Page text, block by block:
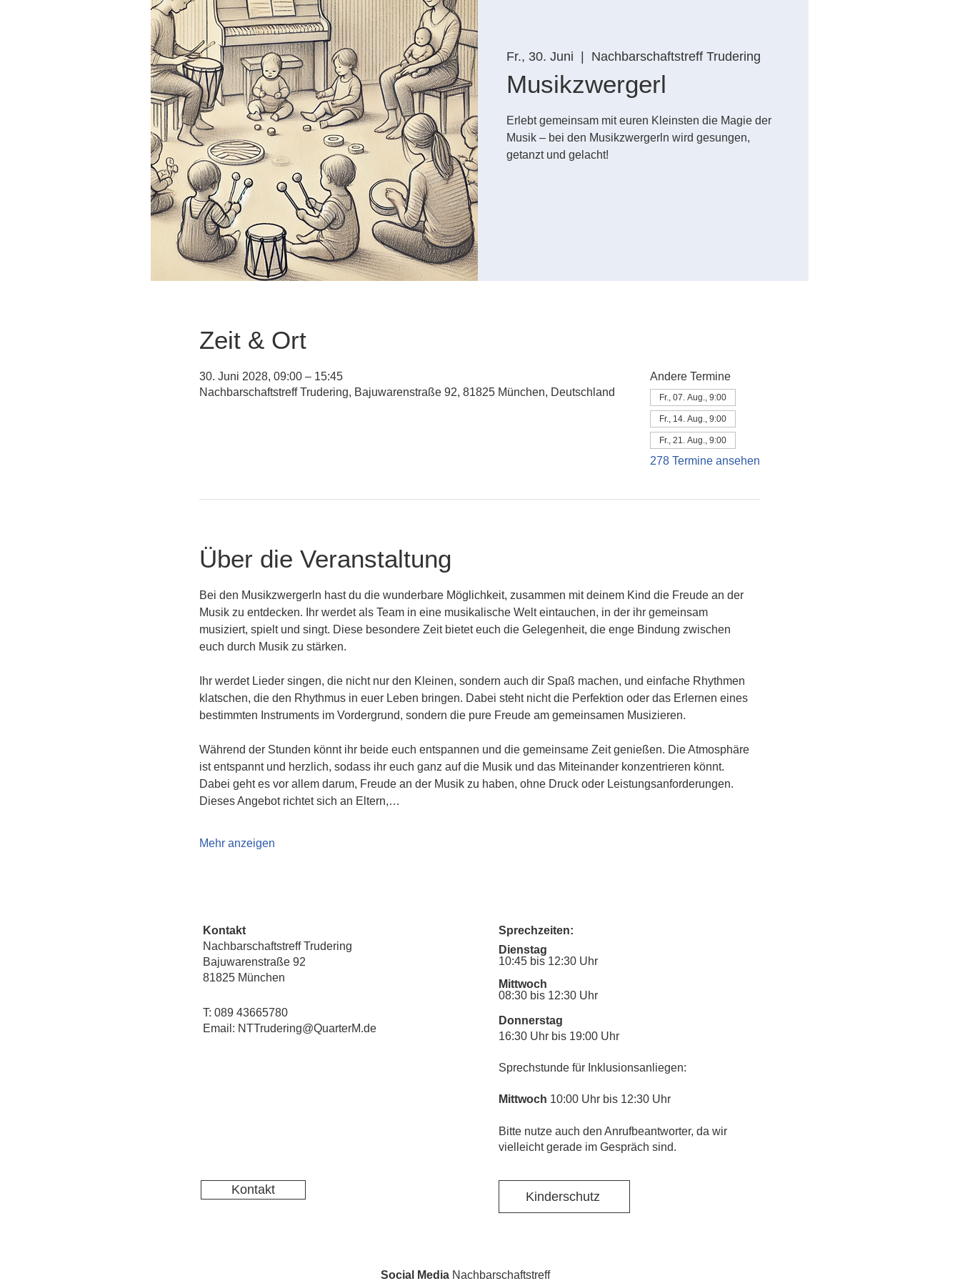
Fr., 30. Juni Nachbarschaftstreff Trudering
Musikzwergerl
Erlebt gemeinsam mit euren Kleinsten die Magie der
Musik – bei den Musikzwergerln wird gesungen,
getanzt und gelacht!
Zeit & Ort
30. Juni 2028, 09:00 – 15:45
Nachbarschaftstreff Trudering, Bajuwarenstraße 92, 81825 München, Deutschland
Andere Termine
Fr., 07. Aug., 9:00
Fr., 14. Aug., 9:00
Fr., 21. Aug., 9:00
278 Termine ansehen
Über die Veranstaltung
Bei den Musikzwergerln hast du die wunderbare Möglichkeit, zusammen mit deinem Kind die Freude an der
Musik zu entdecken. Ihr werdet als Team in eine musikalische Welt eintauchen, in der ihr gemeinsam
musiziert, spielt und singt. Diese besondere Zeit bietet euch die Gelegenheit, die enge Bindung zwischen
euch durch Musik zu stärken.
Ihr werdet Lieder singen, die nicht nur den Kleinen, sondern auch dir Spaß machen, und einfache Rhythmen
klatschen, die den Rhythmus in euer Leben bringen. Dabei steht nicht die Perfektion oder das Erlernen eines
bestimmten Instruments im Vordergrund, sondern die pure Freude am gemeinsamen Musizieren.
Während der Stunden könnt ihr beide euch entspannen und die gemeinsame Zeit genießen. Die Atmosphäre
ist entspannt und herzlich, sodass ihr euch ganz auf die Musik und das Miteinander konzentrieren könnt.
Dabei geht es vor allem darum, Freude an der Musik zu haben, ohne Druck oder Leistungsanforderungen.
Dieses Angebot richtet sich an Eltern,…
Mehr anzeigen
Kontakt
Nachbarschaftstreff Trudering
Bajuwarenstraße 92
81825 München
T: 089 43665780
Email: NTTrudering@QuarterM.de
Kontakt
Sprechzeiten:
Dienstag
10:45 bis 12:30 Uhr
Mittwoch
08:30 bis 12:30 Uhr
Donnerstag
16:30 Uhr bis 19:00 Uhr
Sprechstunde für Inklusionsanliegen:
Mittwoch 10:00 Uhr bis 12:30 Uhr
​Bitte nutze auch den Anrufbeantworter, da wir
vielleicht gerade im Gespräch sind.
Kinderschutz
Social MediaNachbarschaftstreff